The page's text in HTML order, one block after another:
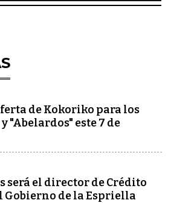
de Kokoriko para los
"Abelardos" este 7 de
será el director de Crédito
Gobierno de la Espriella